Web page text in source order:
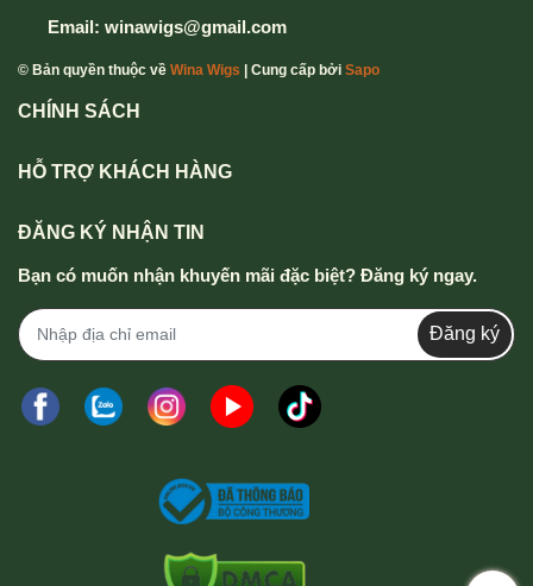
Email: winawigs@gmail.com
© Bản quyền thuộc về Wina Wigs | Cung cấp bởi Sapo
CHÍNH SÁCH
HỖ TRỢ KHÁCH HÀNG
ĐĂNG KÝ NHẬN TIN
Bạn có muốn nhận khuyến mãi đặc biệt? Đăng ký ngay.
Đăng ký